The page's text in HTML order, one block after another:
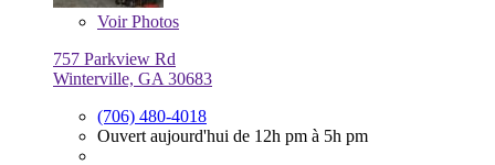
VoirPhotos
757 Parkview Rd
Winterville, GA 30683
(706) 480-4018
Ouvert aujourd'hui de 12h pm à 5h pm